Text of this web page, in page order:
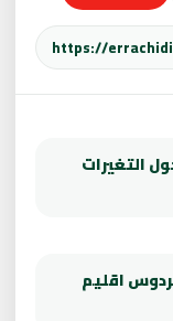
التغيرات
اقليم